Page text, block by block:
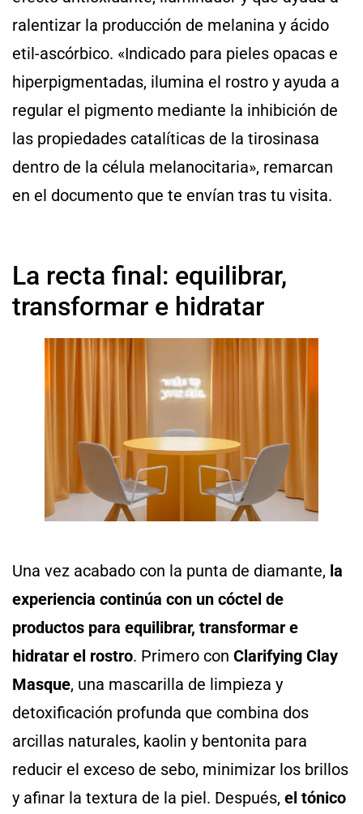
ralentizar la producción de melanina y ácido
etil-ascórbico. «Indicado para pieles opacas e
hiperpigmentadas, ilumina el rostro y ayuda a
regular el pigmento mediante la inhibición de
las propiedades catalíticas de la tirosinasa
dentro de la célula melanocitaria», remarcan
en el documento que te envían tras tu visita.
La recta final: equilibrar,
transformar e hidratar
Una vez acabado con la punta de diamante, la
experiencia continúa con un cóctel de
productos para equilibrar, transformar e
hidratar el rostro. Primero con Clarifying Clay
Masque, una mascarilla de limpieza y
detoxificación profunda que combina dos
arcillas naturales, kaolin y bentonita para
reducir el exceso de sebo, minimizar los brillos
y afinar la textura de la piel. Después, el tónico